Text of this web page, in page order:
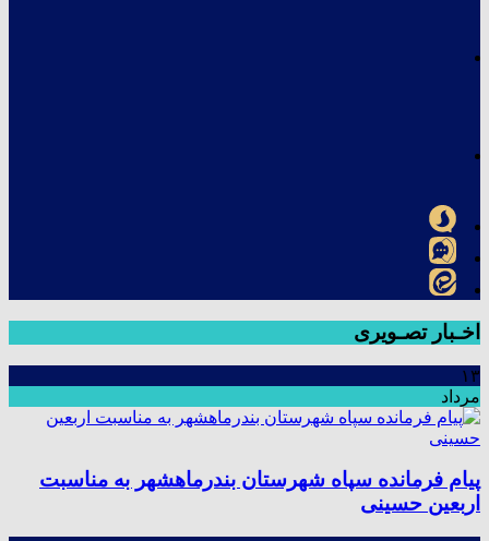
اخـبار تصـویری
۱۳
مرداد
پیام فرمانده سپاه شهرستان بندرماهشهر به مناسبت
اربعین حسینی